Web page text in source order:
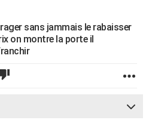
sans jammais le rabaisser
on montre la porte il